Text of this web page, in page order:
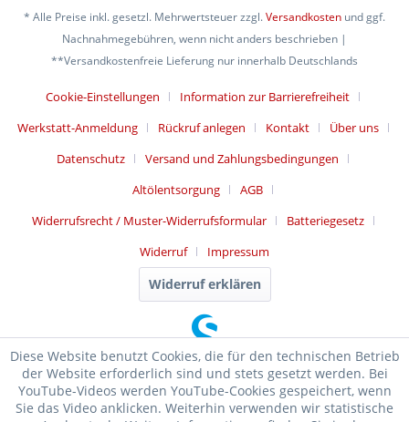
* Alle Preise inkl. gesetzl. Mehrwertsteuer zzgl.Versandkosten und ggf.
Nachnahmegebühren, wenn nicht anders beschrieben |
**Versandkostenfreie Lieferung nur innerhalb Deutschlands
Cookie-Einstellungen
Information zur Barrierefreiheit
Werkstatt-Anmeldung
Rückruf anlegen Kontakt
Über uns
Datenschutz
Versand und Zahlungsbedingungen
Altölentsorgung
AGB
Widerrufsrecht / Muster-Widerrufsformular
Batteriegesetz
Widerruf
Impressum
Widerruf erklären
Diese Website benutzt Cookies, die für den technischen Betrieb
der Website erforderlich sind und stets gesetzt werden. Bei
YouTube-Videos werden YouTube-Cookies gespeichert, wenn
Sie das Video anklicken. Weiterhin verwenden wir statistische